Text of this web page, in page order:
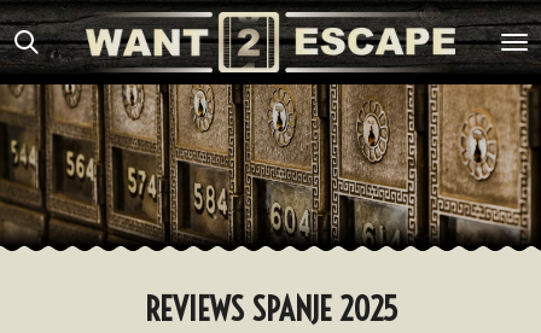
Ga
direct
naar
de
hoofdinhoud
REVIEWS SPANJE 2025